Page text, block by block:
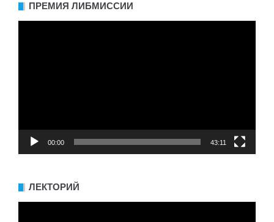
ПРЕМИЯ ЛИБМИССИИ
00:00 43:11
ЛЕКТОРИЙ